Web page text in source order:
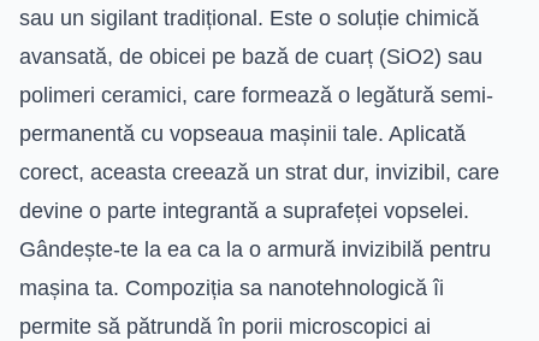
sau un sigilant tradițional. Este o soluție chimică
avansată, de obicei pe bază de cuarț (SiO2) sau
polimeri ceramici, care formează o legătură semi-
permanentă cu vopseaua mașinii tale. Aplicată
corect, aceasta creează un strat dur, invizibil, care
devine o parte integrantă a suprafeței vopselei.
Gândește-te la ea ca la o armură invizibilă pentru
mașina ta. Compoziția sa nanotehnologică îi
permite să pătrundă în porii microscopici ai